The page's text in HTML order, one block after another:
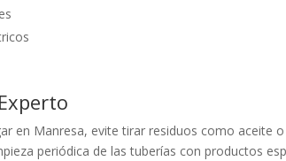
en Manresa, evite tirar residuos como aceite
periódica de las tuberías con productos